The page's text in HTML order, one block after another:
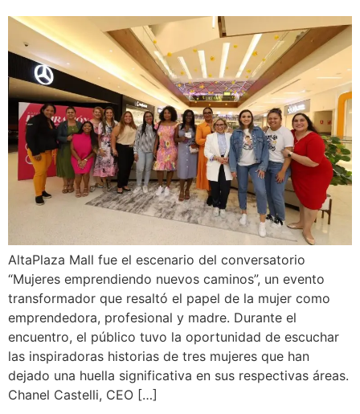
AltaPlaza Mall fue el escenario del conversatorio
“Mujeres emprendiendo nuevos caminos”, un evento
transformador que resaltó el papel de la mujer como
emprendedora, profesional y madre. Durante el
encuentro, el público tuvo la oportunidad de escuchar
las inspiradoras historias de tres mujeres que han
dejado una huella significativa en sus respectivas áreas.
Chanel Castelli, CEO […]